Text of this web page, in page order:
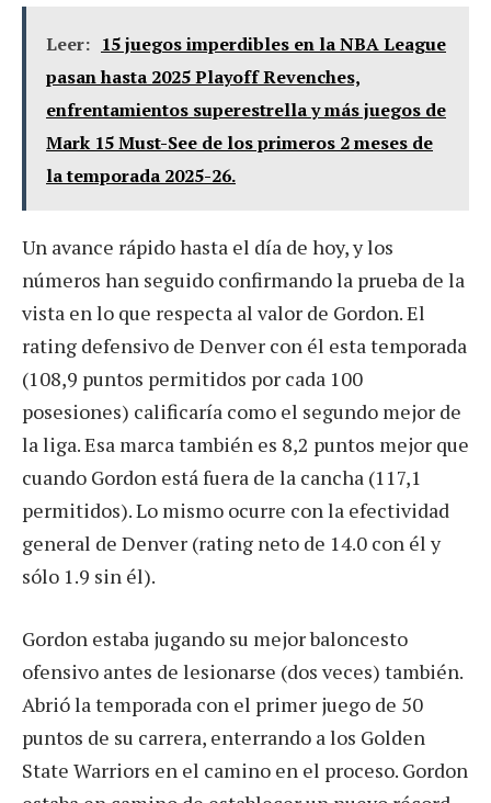
Leer: 15 juegos imperdibles en la NBA League
pasan hasta 2025 Playoff Revenches,
enfrentamientos superestrella y más juegos de
Mark 15 Must-See de los primeros 2 meses de
la temporada 2025-26.
Un avance rápido hasta el día de hoy, y los
números han seguido confirmando la prueba de la
vista en lo que respecta al valor de Gordon. El
rating defensivo de Denver con él esta temporada
(108,9 puntos permitidos por cada 100
posesiones) calificaría como el segundo mejor de
la liga. Esa marca también es 8,2 puntos mejor que
cuando Gordon está fuera de la cancha (117,1
permitidos). Lo mismo ocurre con la efectividad
general de Denver (rating neto de 14.0 con él y
sólo 1.9 sin él).
Gordon estaba jugando su mejor baloncesto
ofensivo antes de lesionarse (dos veces) también.
Abrió la temporada con el primer juego de 50
puntos de su carrera, enterrando a los Golden
State Warriors en el camino en el proceso. Gordon